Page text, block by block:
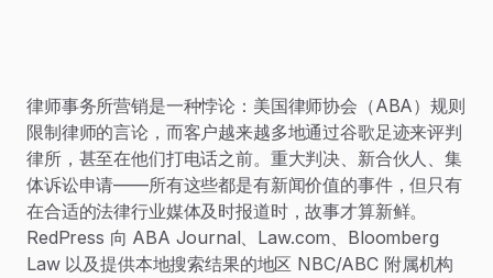
律师事务所营销是一种悖论：美国律师协会（ABA）规则
限制律师的言论，而客户越来越多地通过谷歌足迹来评判
律所，甚至在他们打电话之前。重大判决、新合伙人、集
体诉讼申请——所有这些都是有新闻价值的事件，但只有
在合适的法律行业媒体及时报道时，故事才算新鲜。
RedPress 向 ABA Journal、Law.com、Bloomberg
Law 以及提供本地搜索结果的地区 NBC/ABC 附属机构